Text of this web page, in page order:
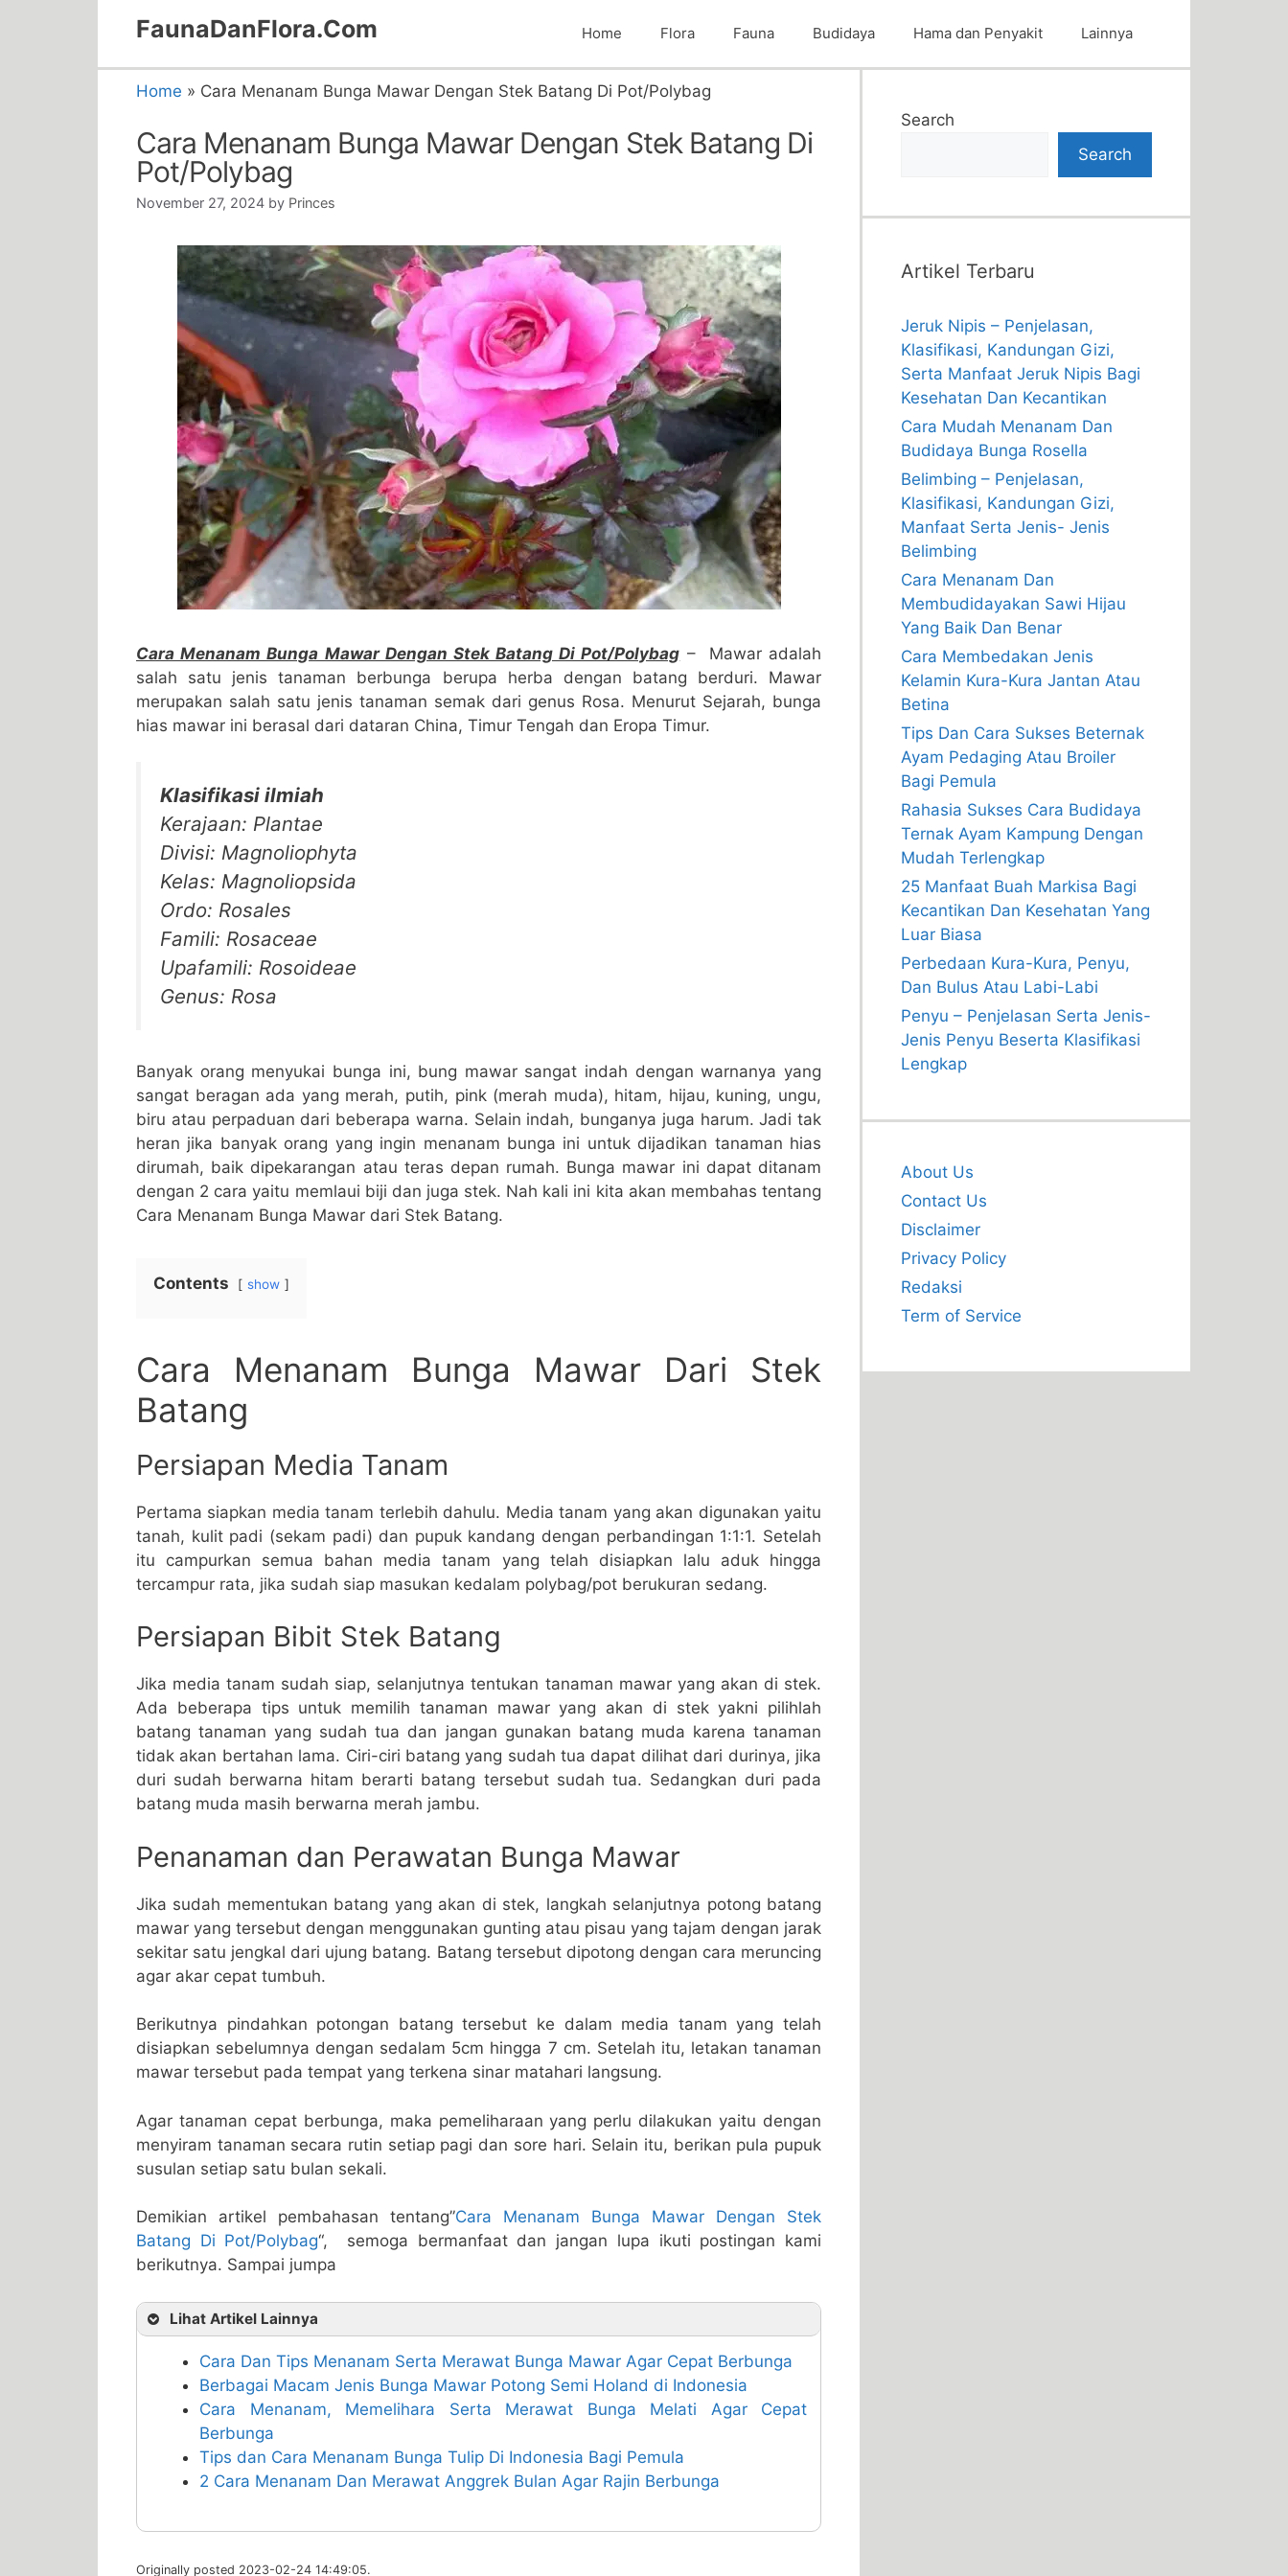
FaunaDanFlora.Com Home Flora Fauna Budidaya Hama dan Penyakit Lainnya
Home » Cara Menanam Bunga Mawar Dengan Stek Batang Di Pot/Polybag
Cara Menanam Bunga Mawar Dengan Stek Batang Di
Pot/Polybag
November 27, 2024 by Princes
Cara Menanam Bunga Mawar Dengan Stek Batang Di Pot/Polybag – Mawar adalah
salah satu jenis tanaman berbunga berupa herba dengan batang berduri. Mawar
merupakan salah satu jenis tanaman semak dari genus Rosa. Menurut Sejarah, bunga
hias mawar ini berasal dari dataran China, Timur Tengah dan Eropa Timur.
Klasifikasi ilmiah
Kerajaan: Plantae
Divisi: Magnoliophyta
Kelas: Magnoliopsida
Ordo: Rosales
Famili: Rosaceae
Upafamili: Rosoideae
Genus: Rosa
Banyak orang menyukai bunga ini, bung mawar sangat indah dengan warnanya yang
sangat beragan ada yang merah, putih, pink (merah muda), hitam, hijau, kuning, ungu,
biru atau perpaduan dari beberapa warna. Selain indah, bunganya juga harum. Jadi tak
heran jika banyak orang yang ingin menanam bunga ini untuk dijadikan tanaman hias
dirumah, baik dipekarangan atau teras depan rumah. Bunga mawar ini dapat ditanam
dengan 2 cara yaitu memlaui biji dan juga stek. Nah kali ini kita akan membahas tentang
Cara Menanam Bunga Mawar dari Stek Batang.
Contents show
Cara Menanam Bunga Mawar Dari Stek
Batang
Persiapan Media Tanam
Pertama siapkan media tanam terlebih dahulu. Media tanam yang akan digunakan yaitu
tanah, kulit padi (sekam padi) dan pupuk kandang dengan perbandingan 1:1:1. Setelah
itu campurkan semua bahan media tanam yang telah disiapkan lalu aduk hingga
tercampur rata, jika sudah siap masukan kedalam polybag/pot berukuran sedang.
Persiapan Bibit Stek Batang
Jika media tanam sudah siap, selanjutnya tentukan tanaman mawar yang akan di stek.
Ada beberapa tips untuk memilih tanaman mawar yang akan di stek yakni pilihlah
batang tanaman yang sudah tua dan jangan gunakan batang muda karena tanaman
tidak akan bertahan lama. Ciri-ciri batang yang sudah tua dapat dilihat dari durinya, jika
duri sudah berwarna hitam berarti batang tersebut sudah tua. Sedangkan duri pada
batang muda masih berwarna merah jambu.
Penanaman dan Perawatan Bunga Mawar
Jika sudah mementukan batang yang akan di stek, langkah selanjutnya potong batang
mawar yang tersebut dengan menggunakan gunting atau pisau yang tajam dengan jarak
sekitar satu jengkal dari ujung batang. Batang tersebut dipotong dengan cara meruncing
agar akar cepat tumbuh.
Berikutnya pindahkan potongan batang tersebut ke dalam media tanam yang telah
disiapkan sebelumnya dengan sedalam 5cm hingga 7 cm. Setelah itu, letakan tanaman
mawar tersebut pada tempat yang terkena sinar matahari langsung.
Agar tanaman cepat berbunga, maka pemeliharaan yang perlu dilakukan yaitu dengan
menyiram tanaman secara rutin setiap pagi dan sore hari. Selain itu, berikan pula pupuk
susulan setiap satu bulan sekali.
Demikian artikel pembahasan tentang”Cara Menanam Bunga Mawar Dengan Stek
Batang Di Pot/Polybag“, semoga bermanfaat dan jangan lupa ikuti postingan kami
berikutnya. Sampai jumpa
Lihat Artikel Lainnya
Cara Dan Tips Menanam Serta Merawat Bunga Mawar Agar Cepat Berbunga
Berbagai Macam Jenis Bunga Mawar Potong Semi Holand di Indonesia
Cara Menanam, Memelihara Serta Merawat Bunga Melati Agar Cepat
Berbunga
Tips dan Cara Menanam Bunga Tulip Di Indonesia Bagi Pemula
2 Cara Menanam Dan Merawat Anggrek Bulan Agar Rajin Berbunga
Originally posted 2023-02-24 14:49:05.
Search
Search
Artikel Terbaru
Jeruk Nipis – Penjelasan,
Klasifikasi, Kandungan Gizi,
Serta Manfaat Jeruk Nipis Bagi
Kesehatan Dan Kecantikan
Cara Mudah Menanam Dan
Budidaya Bunga Rosella
Belimbing – Penjelasan,
Klasifikasi, Kandungan Gizi,
Manfaat Serta Jenis- Jenis
Belimbing
Cara Menanam Dan
Membudidayakan Sawi Hijau
Yang Baik Dan Benar
Cara Membedakan Jenis
Kelamin Kura-Kura Jantan Atau
Betina
Tips Dan Cara Sukses Beternak
Ayam Pedaging Atau Broiler
Bagi Pemula
Rahasia Sukses Cara Budidaya
Ternak Ayam Kampung Dengan
Mudah Terlengkap
25 Manfaat Buah Markisa Bagi
Kecantikan Dan Kesehatan Yang
Luar Biasa
Perbedaan Kura-Kura, Penyu,
Dan Bulus Atau Labi-Labi
Penyu – Penjelasan Serta Jenis-
Jenis Penyu Beserta Klasifikasi
Lengkap
About Us
Contact Us
Disclaimer
Privacy Policy
Redaksi
Term of Service